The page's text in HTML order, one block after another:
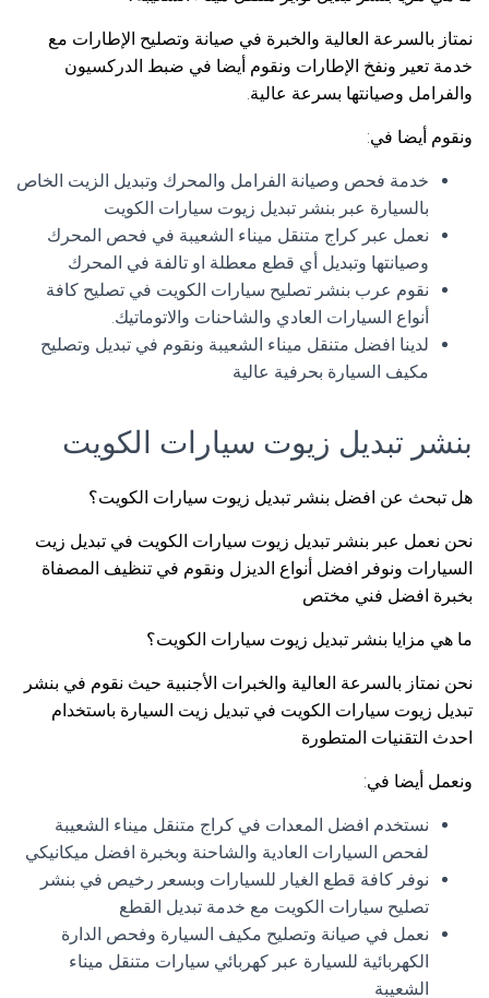
نمتاز بالسرعة العالية والخبرة في صيانة وتصليح الإطارات مع
خدمة تعير ونفخ الإطارات ونقوم أيضا في ضبط الدركسيون
والفرامل وصيانتها بسرعة عالية.
ونقوم أيضا في:
خدمة فحص وصيانة الفرامل والمحرك وتبديل الزيت الخاص
بالسيارة عبر بنشر تبديل زيوت سيارات الكويت
نعمل عبر كراج متنقل ميناء الشعيبة في فحص المحرك
وصيانتها وتبديل أي قطع معطلة او تالفة في المحرك
نقوم عرب بنشر تصليح سيارات الكويت في تصليح كافة
أنواع السيارات العادي والشاحنات والاتوماتيك.
لدينا افضل متنقل ميناء الشعيبة ونقوم في تبديل وتصليح
مكيف السيارة بحرفية عالية
بنشر تبديل زيوت سيارات الكويت
هل تبحث عن افضل بنشر تبديل زيوت سيارات الكويت؟
نحن نعمل عبر بنشر تبديل زيوت سيارات الكويت في تبديل زيت
السيارات ونوفر افضل أنواع الديزل ونقوم في تنظيف المصفاة
بخبرة افضل فني مختص
ما هي مزايا بنشر تبديل زيوت سيارات الكويت؟
نحن نمتاز بالسرعة العالية والخبرات الأجنبية حيث نقوم في بنشر
تبديل زيوت سيارات الكويت في تبديل زيت السيارة باستخدام
احدث التقنيات المتطورة
ونعمل أيضا في:
نستخدم افضل المعدات في كراج متنقل ميناء الشعيبة
لفحص السيارات العادية والشاحنة وبخبرة افضل ميكانيكي
نوفر كافة قطع الغيار للسيارات وبسعر رخيص في بنشر
تصليح سيارات الكويت مع خدمة تبديل القطع
نعمل في صيانة وتصليح مكيف السيارة وفحص الدارة
الكهربائية للسيارة عبر كهربائي سيارات متنقل ميناء
الشعيبة